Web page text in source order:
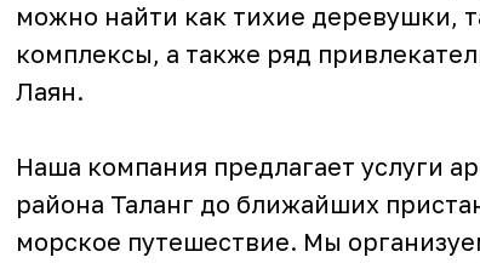
можно найти как тихие деревушки,
комплексы, а также ряд
Лаян.
Наша компания предлагает услуги
района Таланг до ближайших
морское путешествие. Мы